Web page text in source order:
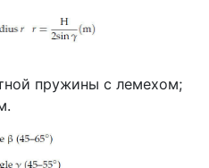
пружины с лемехом;